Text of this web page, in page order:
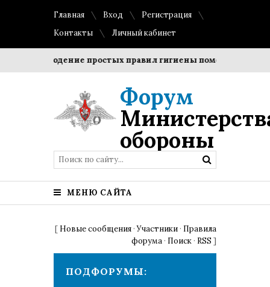
Главная Вход
Регистрация
Контакты
Личный кабинет
Соблюдение простых правил гигиены помогает
Форум
обороны
МЕНЮ САЙТА
[ Новые сообщения ·Участники · Правила
форума · Поиск · RSS ]
ПОДФОРУМЫ: